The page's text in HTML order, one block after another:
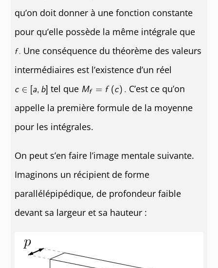
qu’on doit donner à une fonction constante
pour qu’elle possède la même intégrale que
Une conséquence du théorème des valeurs
intermédiaires est l’existence d’un réel
tel que
C’est ce qu’on
appelle la première formule de la moyenne
pour les intégrales.
On peut s’en faire l’image mentale suivante.
Imaginons un récipient de forme
parallélépipédique, de profondeur faible
devant sa largeur et sa hauteur :